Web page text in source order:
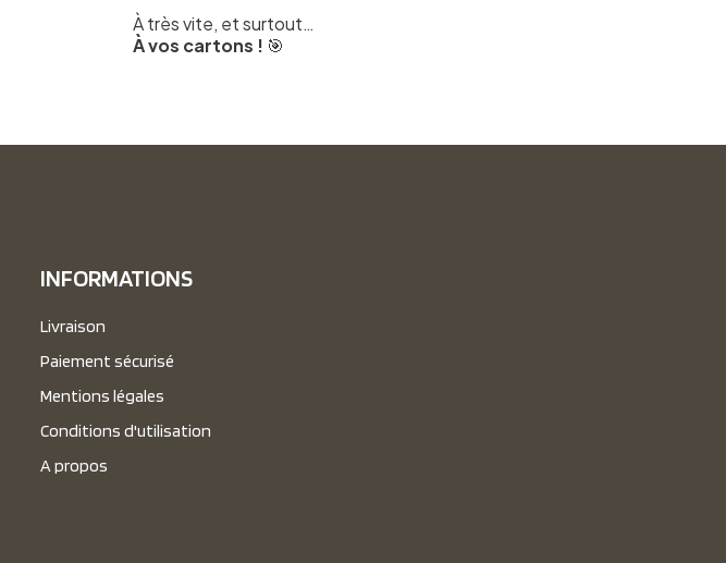
À très vite, et surtout…
À vos cartons ! 🎯
INFORMATIONS
Livraison
Paiement sécurisé
Mentions légales
Conditions d'utilisation
A propos